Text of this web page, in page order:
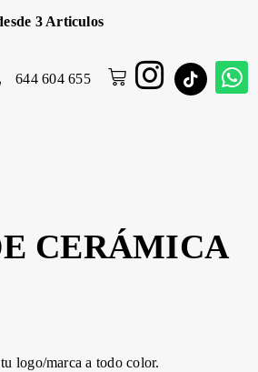
3 Articulos
644 604 655
CERÁMICA
logo/marca a todo color.